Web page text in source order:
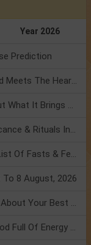
Year 2026
Prediction
Mercury Transit In Cancer: When The Mind Meets The Heart!
Mercury Transit In Cancer 2026: Check Out What It Brings For You
Shravan Somvar Vrat 2026: Dates, Significance & Rituals In August
Weekly Horoscope 3 To 9 August, 2026: List Of Fasts & Festivals
8 August, 2026
Friendship Day 2026: What The Stars Say About Your Best Friend!
Mars Transit In Gemini: Embrace The Period Full Of Energy & Intelligence